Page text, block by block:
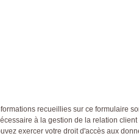
recueillies sur ce formulaire
à la gestion de la relation
exercer votre droit d'accès aux